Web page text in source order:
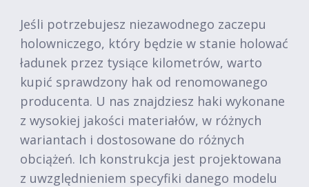
Jeśli potrzebujesz niezawodnego zaczepu
holowniczego, który będzie w stanie holować
ładunek przez tysiące kilometrów, warto
kupić sprawdzony hak od renomowanego
producenta. U nas znajdziesz haki wykonane
z wysokiej jakości materiałów, w różnych
wariantach i dostosowane do różnych
obciążeń. Ich konstrukcja jest projektowana
z uwzględnieniem specyfiki danego modelu